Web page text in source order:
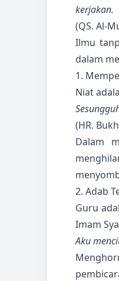
kerjakan.
(QS. Al-
Ilmu
dalam
1.
Niat
(HR.
Dalam
2. Adab
Guru
Imam
Aku